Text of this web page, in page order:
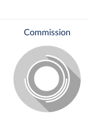
Commission